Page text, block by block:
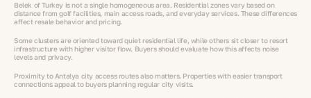
Belek of Turkey is not a single homogeneous area. Residential zones vary based on
distance from golf facilities, main access roads, and everyday services. These differences
affect resale behavior and pricing.
Some clusters are oriented toward quiet residential life, while others sit closer to resort
infrastructure with higher visitor flow. Buyers should evaluate how this affects noise
levels and privacy.
Proximity to Antalya city access routes also matters. Properties with easier transport
connections appeal to buyers planning regular city visits.